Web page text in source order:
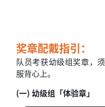
奖章配戴指引：
队员考获幼级组奖章，
服背心上。
(一) 幼级组「体验章」